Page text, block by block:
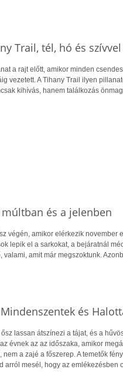
Trail, tél, hó és
a rajt előtt, amikor minden
vezetett. A Tihany Trail ilyen
kihívás, hanem találkozás
és a jelenben
végén, amikor elérkezik november
lepik el a sarkokat, a bejáratnál
valami, amit már megszoktunk.
és
lassan átszínezi a tájat, és a
évnek az az időszaka, amikor
nem a zajé a főszerep. A temetők
arról mesél, hogy az emlékezésben